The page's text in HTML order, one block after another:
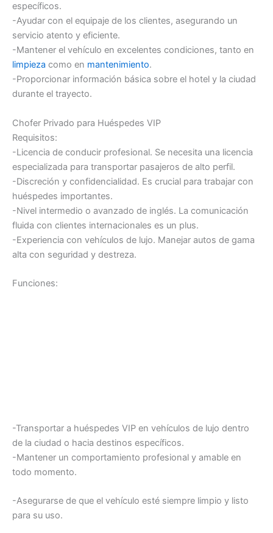
específicos.
-Ayudar con el equipaje de los clientes, asegurando un
servicio atento y eficiente.
-Mantener el vehículo en excelentes condiciones, tanto en
limpieza como en mantenimiento.
-Proporcionar información básica sobre el hotel y la ciudad
durante el trayecto.
Chofer Privado para Huéspedes VIP
Requisitos:
-Licencia de conducir profesional. Se necesita una licencia
especializada para transportar pasajeros de alto perfil.
-Discreción y confidencialidad. Es crucial para trabajar con
huéspedes importantes.
-Nivel intermedio o avanzado de inglés. La comunicación
fluida con clientes internacionales es un plus.
-Experiencia con vehículos de lujo. Manejar autos de gama
alta con seguridad y destreza.
Funciones:
-Transportar a huéspedes VIP en vehículos de lujo dentro
de la ciudad o hacia destinos específicos.
-Mantener un comportamiento profesional y amable en
todo momento.
-Asegurarse de que el vehículo esté siempre limpio y listo
para su uso.